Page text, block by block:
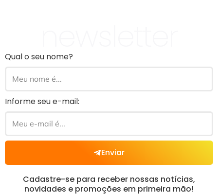
Qual o seu nome?
Informe seu e-mail:
Enviar
Cadastre-se para receber nossas notícias,
novidades e promoções em primeira mão!